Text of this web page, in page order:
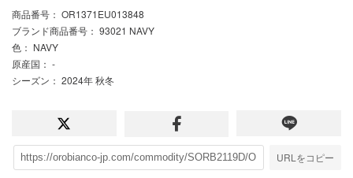
商品番号 ： OR1371EU013848
ブランド商品番号 ： 93021 NAVY
色 ： NAVY
原産国 ： -
シーズン ： 2024年 秋冬
URLをコピー